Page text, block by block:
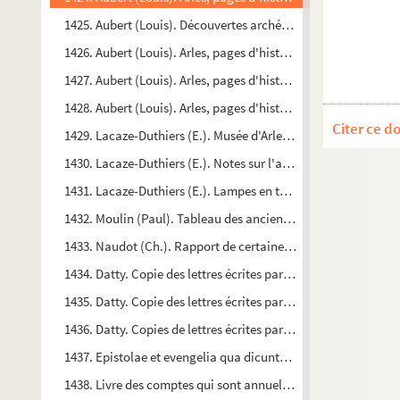
1425. Aubert (Louis). Découvertes archéologiques (à Arles et
1426. Aubert (Louis). Arles, pages d'histoire et d'archéologie
1427. Aubert (Louis). Arles, pages d'histoire et d'archéologie
1428. Aubert (Louis). Arles, pages d'histoire et d'archéologie
1429. Lacaze-Duthiers (E.). Musée d'Arles projeté par Pierre
1430. Lacaze-Duthiers (E.). Notes sur l'abbaye de
1431. Lacaze-Duthiers (E.). Lampes en terre cuite du musée
1432. Moulin (Paul). Tableau des anciennes mesures et
1433. Naudot (Ch.). Rapport de certaines mesures
1434. Datty. Copie des lettres écrites par M. Datty,
1435. Datty. Copie des lettres écrites par M. Datty,
1436. Datty. Copies de lettres écrites par M. Datty,
1437. Epistolae et evengelia qua dicuntur in missis
1438. Livre des comptes qui sont annuellement rendus par
Citer ce